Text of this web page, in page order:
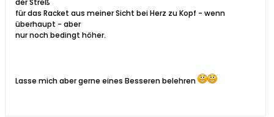
der Streß
für das Racket aus meiner Sicht bei Herz zu Kopf - wenn
überhaupt - aber
nur noch bedingt höher.
Lasse mich aber gerne eines Besseren belehren